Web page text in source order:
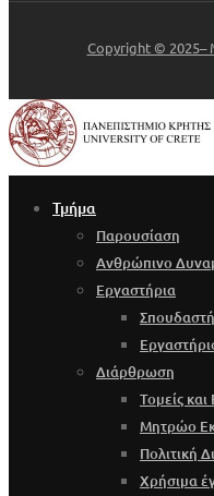
Copyright © 2025–
Τμήμα
Παρουσίαση
Ανθρώπινο
Εργαστήρια
Διάρθρωση
Τομείς
Μητρώο
Πολιτική
Χρήσιμα